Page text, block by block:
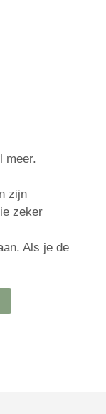
meer.
zijn
zeker
Als je de